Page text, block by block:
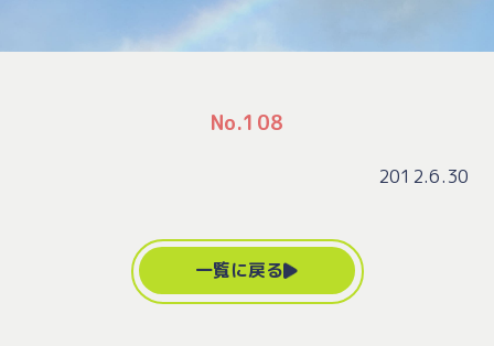
No.108
2012.6.30
一覧に戻る